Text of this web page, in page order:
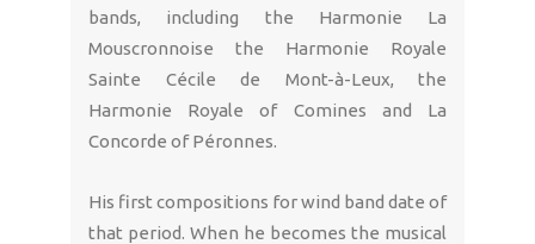
bands, including the Harmonie La
Mouscronnoise the Harmonie Royale
Sainte Cécile de Mont-à-Leux, the
Harmonie Royale of Comines and La
Concorde of Péronnes.
His first compositions for wind band date of
that period. When he becomes the musical